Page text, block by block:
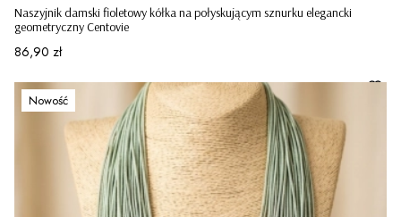
Naszyjnik damski fioletowy kółka na połyskującym sznurku elegancki
geometryczny Centovie
Cena
86,90 zł
Nowość